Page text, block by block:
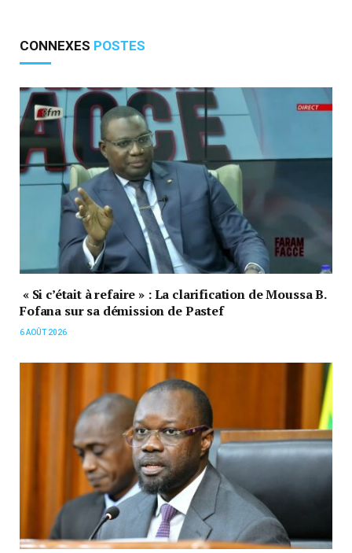
CONNEXES POSTES
« Si c’était à refaire » : La clarification de Moussa B.
Fofana sur sa démission de Pastef
6 AOÛT 2026